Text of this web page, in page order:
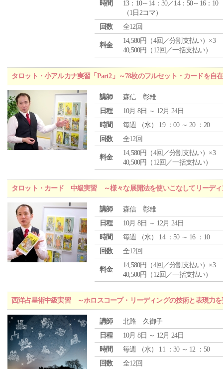
時間
13：10～14：30／14：50～16：10
（1日2コマ）
回数
全12回
料金
14,580円（4回／分割支払い）×3
40,500円（12回／一括支払い）
タロット・小アルカナ実習「Part2」～78枚のフルセット・カードを自
講師
森信 彰雄
日程
10月 8日 ～ 12月 24日
時間
毎週 （水） 19 ：00 ～ 20 ：20
回数
全12回
料金
14,580円（4回／分割支払い）×3
40,500円（12回／一括支払い）
タロット・カード 中級実習 ～様々な展開法を使いこなしてリーディ
講師
森信 彰雄
日程
10月 8日 ～ 12月 24日
時間
毎週 （水） 14 ：50 ～ 16 ：10
回数
全12回
料金
14,580円（4回／分割支払い）×3
40,500円（12回／一括支払い）
西洋占星術中級実習 ～ホロスコープ・リーディングの技術と表現力
講師
北路 久御子
日程
10月 8日 ～ 12月 24日
時間
毎週 （水） 11 ：30 ～ 12 ：50
回数
全12回